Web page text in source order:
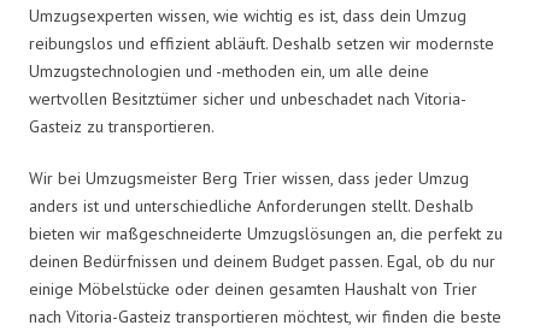
Umzugsexperten wissen, wie wichtig es ist, dass dein Umzug
reibungslos und effizient abläuft. Deshalb setzen wir modernste
Umzugstechnologien und -methoden ein, um alle deine
wertvollen Besitztümer sicher und unbeschadet nach Vitoria-
Gasteiz zu transportieren.
Wir bei Umzugsmeister Berg Trier wissen, dass jeder Umzug
anders ist und unterschiedliche Anforderungen stellt. Deshalb
bieten wir maßgeschneiderte Umzugslösungen an, die perfekt zu
deinen Bedürfnissen und deinem Budget passen. Egal, ob du nur
einige Möbelstücke oder deinen gesamten Haushalt von Trier
nach Vitoria-Gasteiz transportieren möchtest, wir finden die beste